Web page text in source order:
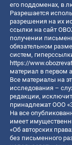
его поддоменах, в
Разрешается
разрешения на их
ссылки на сайт
получении
обязательном
систем,
https://
материал в первом
Все материалы на
исследования –
редакции,
принадлежат ООО
На все
имеет
«Об авторских
без письменного